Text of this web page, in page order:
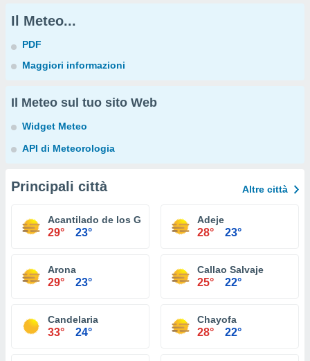
Il Meteo...
PDF
Maggiori informazioni
Il Meteo sul tuo sito Web
Widget Meteo
API di Meteorologia
Principali città Altre città
Acantilado de los Gigantes
29° 23°
Adeje
28° 23°
Arona
29° 23°
Callao Salvaje
25° 22°
Candelaria
33° 24°
Chayofa
28° 22°